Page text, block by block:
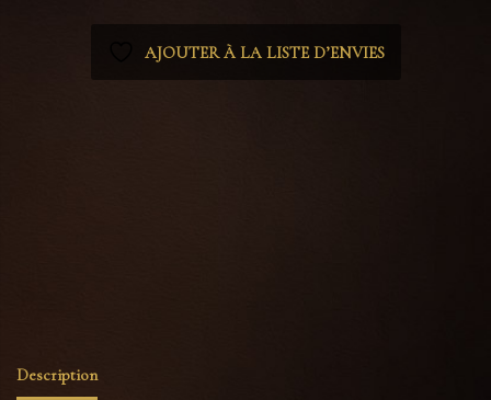
AJOUTER À LA LISTE D’ENVIES
Description